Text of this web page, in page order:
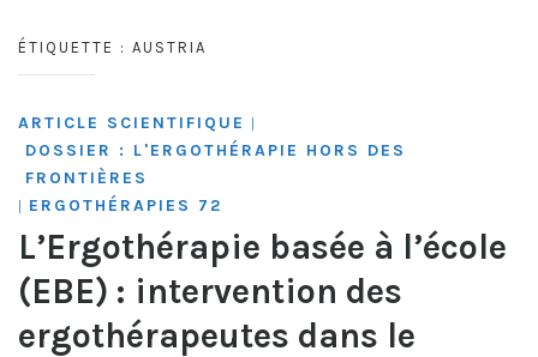
ÉTIQUETTE : AUSTRIA
ARTICLE SCIENTIFIQUE |
DOSSIER : L'ERGOTHÉRAPIE HORS DES
FRONTIÈRES
| ERGOTHÉRAPIES 72
L’Ergothérapie basée à l’école
(EBE) : intervention des
ergothérapeutes dans le